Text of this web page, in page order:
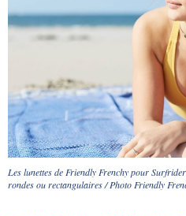
Les lunettes de Friendly Frenchy pour
rondes ou rectangulaires / Photo Friendly